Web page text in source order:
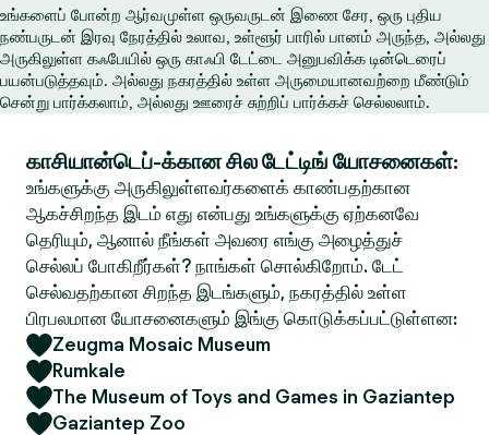
உங்களைப் போன்ற ஆர்வமுள்ள ஒருவருடன் இணை சேர, ஒரு புதிய
நண்பருடன் இரவு நேரத்தில் உலாவ, உள்ளூர் பாரில் பானம் அருந்த, அல்லது
அருகிலுள்ள கஃபேயில் ஒரு காஃபி டேட்டை அனுபவிக்க டின்டெரைப்
பயன்படுத்தவும். அல்லது நகரத்தில் உள்ள அருமையானவற்றை மீண்டும்
சென்று பார்க்கலாம், அல்லது ஊரைச் சுற்றிப் பார்க்கச் செல்லலாம்.
காசியான்டெப்-க்கான சில டேட்டிங் யோசனைகள்:
உங்களுக்கு அருகிலுள்ளவர்களைக் காண்பதற்கான
ஆகச்சிறந்த இடம் எது என்பது உங்களுக்கு ஏற்கனவே
தெரியும், ஆனால் நீங்கள் அவரை எங்கு அழைத்துச்
செல்லப் போகிறீர்கள்? நாங்கள் சொல்கிறோம். டேட்
செல்வதற்கான சிறந்த இடங்களும், நகரத்தில் உள்ள
பிரபலமான யோசனைகளும் இங்கு கொடுக்கப்பட்டுள்ளன:
Zeugma Mosaic Museum
Rumkale
The Museum of Toys and Games in Gaziantep
Gaziantep Zoo